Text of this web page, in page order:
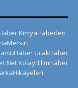
KimyaHaberleri
UcakHaber
KolayBilimHaber